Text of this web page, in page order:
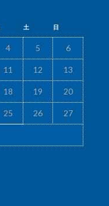
土 日
4 5 6
11 12 13
18 19 20
25 26 27